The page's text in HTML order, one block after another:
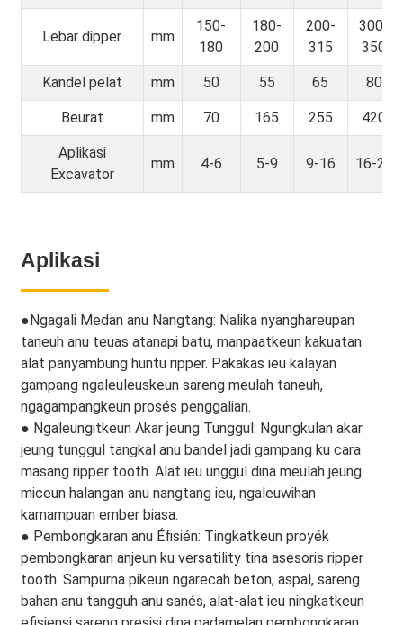
Lebar dipper mm
150-
180
180-
200
200-
315
300-
350
Kandel pelat mm 50 55 65 80
Beurat mm 70 165 255 420
Aplikasi
Excavator
mm 4-6 5-9 9-16 16-23
Aplikasi
●Ngagali Medan anu Nangtang: Nalika nyanghareupan
taneuh anu teuas atanapi batu, manpaatkeun kakuatan
alat panyambung huntu ripper. Pakakas ieu kalayan
gampang ngaleuleuskeun sareng meulah taneuh,
ngagampangkeun prosés penggalian.
● Ngaleungitkeun Akar jeung Tunggul: Ngungkulan akar
jeung tunggul tangkal anu bandel jadi gampang ku cara
masang ripper tooth. Alat ieu unggul dina meulah jeung
miceun halangan anu nangtang ieu, ngaleuwihan
kamampuan ember biasa.
● Pembongkaran anu Éfisién: Tingkatkeun proyék
pembongkaran anjeun ku versatility tina asesoris ripper
tooth. Sampurna pikeun ngarecah beton, aspal, sareng
bahan anu tangguh anu sanés, alat-alat ieu ningkatkeun